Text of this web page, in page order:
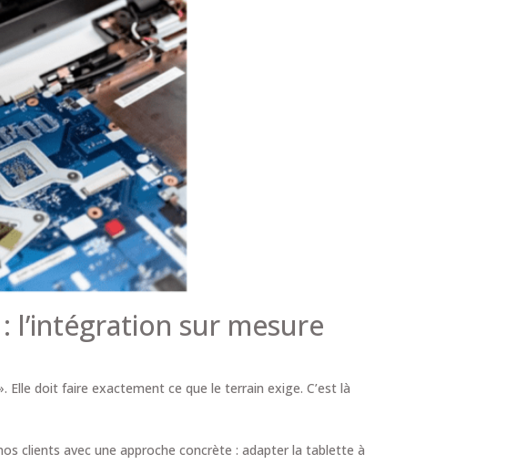
sur mesure
doit faire exactement ce que le terrain exige. C’est là
clients avec une approche concrète : adapter la tablette à